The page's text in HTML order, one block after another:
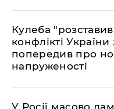
Кулеба
конфлікті
попередив про
напруженості
У Росії масово